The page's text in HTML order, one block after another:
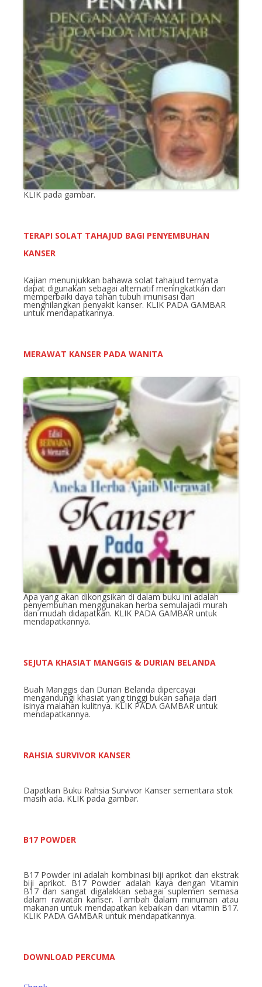
KLIK pada gambar.
TERAPI SOLAT TAHAJUD BAGI PENYEMBUHAN
KANSER
Kajian menunjukkan bahawa solat tahajud ternyata
dapat digunakan sebagai alternatif meningkatkan dan
memperbaiki daya tahan tubuh imunisasi dan
menghilangkan penyakit kanser. KLIK PADA GAMBAR
untuk mendapatkannya.
MERAWAT KANSER PADA WANITA
Apa yang akan dikongsikan di dalam buku ini adalah
penyembuhan menggunakan herba semulajadi murah
dan mudah didapatkan. KLIK PADA GAMBAR untuk
mendapatkannya.
SEJUTA KHASIAT MANGGIS & DURIAN BELANDA
Buah Manggis dan Durian Belanda dipercayai
mengandungi khasiat yang tinggi bukan sahaja dari
isinya malahan kulitnya. KLIK PADA GAMBAR untuk
mendapatkannya.
RAHSIA SURVIVOR KANSER
Dapatkan Buku Rahsia Survivor Kanser sementara stok
masih ada. KLIK pada gambar.
B17 POWDER
B17 Powder ini adalah kombinasi biji aprikot dan ekstrak
biji aprikot. B17 Powder adalah kaya dengan Vitamin
B17 dan sangat digalakkan sebagai suplemen semasa
dalam rawatan kanser. Tambah dalam minuman atau
makanan untuk mendapatkan kebaikan dari vitamin B17.
KLIK PADA GAMBAR untuk mendapatkannya.
DOWNLOAD PERCUMA